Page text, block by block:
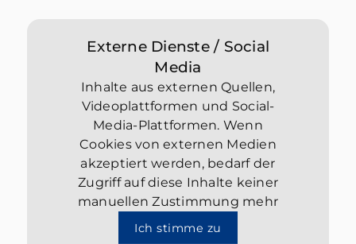
Externe Dienste / Social
Media
Inhalte aus externen Quellen,
Videoplattformen und Social-
Media-Plattformen. Wenn
Cookies von externen Medien
akzeptiert werden, bedarf der
Zugriff auf diese Inhalte keiner
manuellen Zustimmung mehr
Ich stimme zu